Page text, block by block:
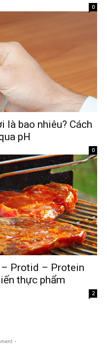
0
là bao nhiêu? Cách
pH
0
Protid – Protein
thực phẩm
2
-